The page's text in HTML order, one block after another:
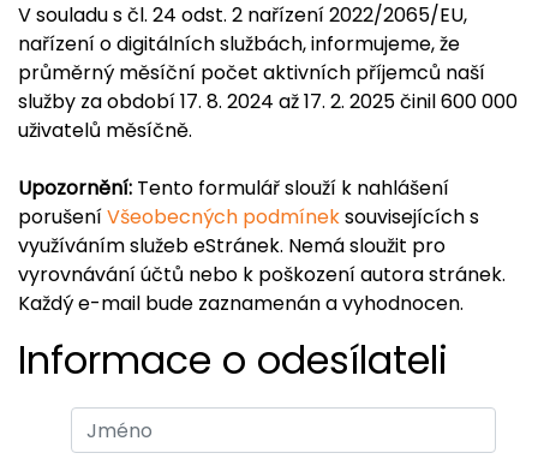
V souladu s čl. 24 odst. 2 nařízení 2022/2065/EU,
nařízení o digitálních službách, informujeme, že
průměrný měsíční počet aktivních příjemců naší
služby za období 17. 8. 2024 až 17. 2. 2025 činil 600 000
uživatelů měsíčně.
Upozornění: Tento formulář slouží k nahlášení
porušeníVšeobecných podmíneksouvisejících s
využíváním služeb eStránek. Nemá sloužit pro
vyrovnávání účtů nebo k poškození autora stránek.
Každý e-mail bude zaznamenán a vyhodnocen.
Informace o odesílateli